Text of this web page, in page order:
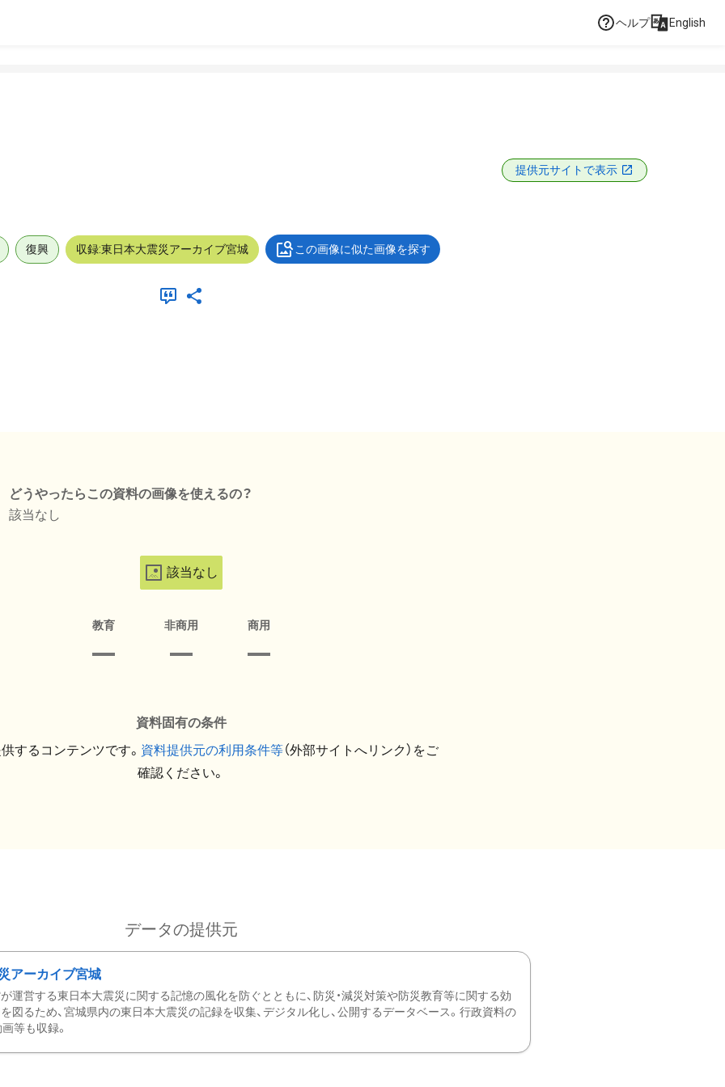
ヘルプ English
提供元サイトで表示
復興 収録:東日本大震災アーカイブ宮城 この画像に似た画像を探す
どうやったらこの資料の画像を使えるの？
該当なし
該当なし
教育 非商用 商用
資料固有の条件
するコンテンツです。 資料提供元の利用条件等（外部サイトへリンク）をご
確認ください。
データの提供元
アーカイブ宮城
運営する東日本大震災に関する記憶の風化を防ぐとともに、防災・減災対策や防災教育等に関する効
図るため、宮城県内の東日本大震災の記録を収集、デジタル化し、公開するデータベース。行政資料の
等も収録。